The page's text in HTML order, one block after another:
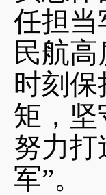
任担当
民航
时刻
矩，坚
努力打
军”。